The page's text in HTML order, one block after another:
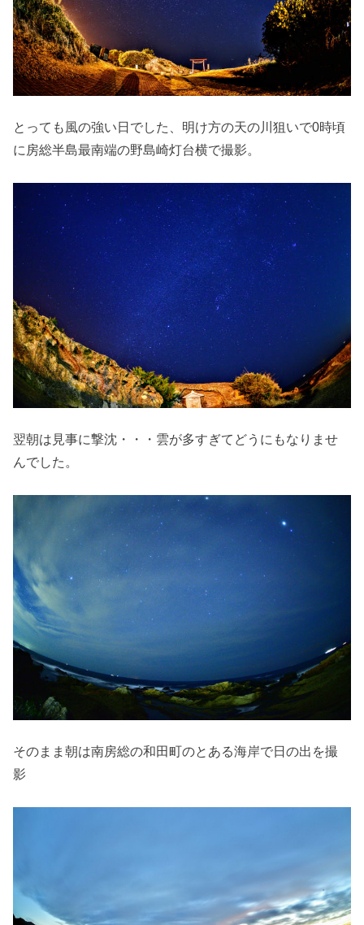
とっても風の強い日でした、明け方の天の川狙いで0時頃
に房総半島最南端の野島崎灯台横で撮影。
翌朝は見事に撃沈・・・雲が多すぎてどうにもなりませ
んでした。
そのまま朝は南房総の和田町のとある海岸で日の出を撮
影